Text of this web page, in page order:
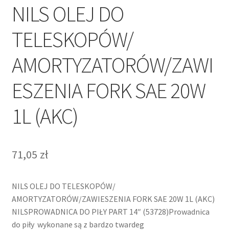
NILS OLEJ DO
TELESKOPÓW/
AMORTYZATORÓW/ZAWI
ESZENIA FORK SAE 20W
1L (AKC)
71,05 zł
NILS OLEJ DO TELESKOPÓW/
AMORTYZATORÓW/ZAWIESZENIA FORK SAE 20W 1L (AKC)
NILSPROWADNICA DO PIŁY PART 14″ (53728)Prowadnica
do piły wykonane są z bardzo twardeg